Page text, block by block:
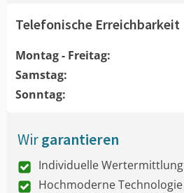
Telefonische Erreichbarkeit
Montag - Freitag:
Samstag:
Sonntag:
Wirgarantieren
Individuelle Wertermittlung
Hochmoderne Technologie